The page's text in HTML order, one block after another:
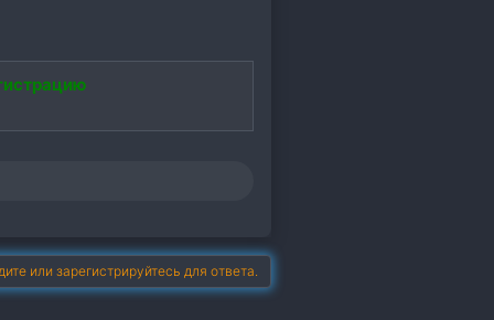
или зарегистрируйтесь для ответа.